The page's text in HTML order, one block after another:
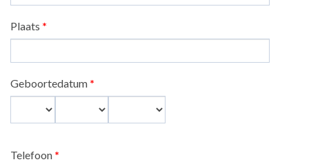
Plaats *
Geboortedatum *
Telefoon *